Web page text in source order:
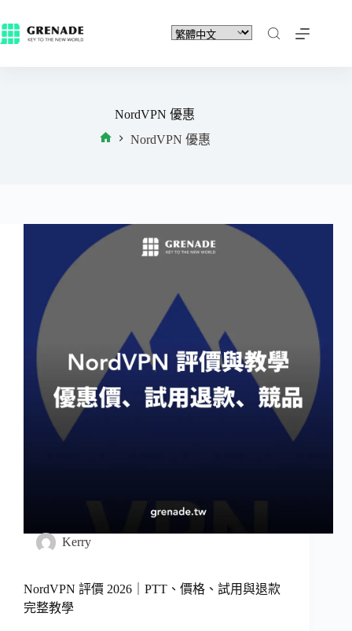
NordVPN 優惠
NordVPN 優惠
Kerry
NordVPN 評價 2026｜PTT、價格、試用與退款
完整教學